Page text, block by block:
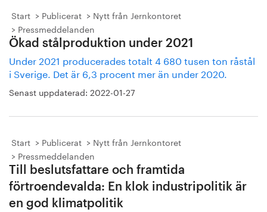
Start Publicerat
Nytt från Jernkontoret
Pressmeddelanden
Ökad stålproduktion under 2021
Under 2021 producerades totalt 4 680 tusen ton råstål
i Sverige. Det är 6,3 procent mer än under 2020.
Senast uppdaterad: 2022-01-27
Start Publicerat
Nytt från Jernkontoret
Pressmeddelanden
Till beslutsfattare och framtida
förtroendevalda: En klok industripolitik är
en god klimatpolitik